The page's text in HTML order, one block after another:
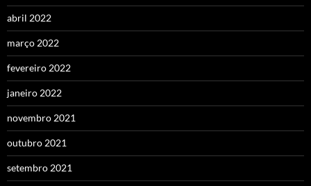
abril 2022
março 2022
fevereiro 2022
janeiro 2022
novembro 2021
outubro 2021
setembro 2021